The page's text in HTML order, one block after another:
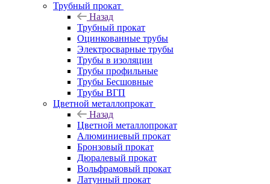
Трубный прокат
Назад
Трубный прокат
Оцинкованные трубы
Электросварные трубы
Трубы в изоляции
Трубы профильные
Трубы Бесшовные
Трубы ВГП
Цветной металлопрокат
Назад
Цветной металлопрокат
Алюминиевый прокат
Бронзовый прокат
Дюралевый прокат
Вольфрамовый прокат
Латунный прокат